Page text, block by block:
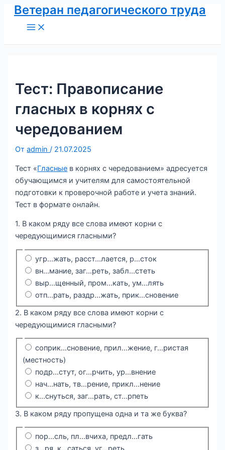
Перейти
Ветеран педагогического труда
Main
Menu
Тест: Правописание
гласных в корнях с
чередованием
Отadmin/ 21.07.2025
Тест «Гласные в корнях с чередованием» адресуется
обучающимся и учителям для самостоятельной
подготовки к проверочной работе и учета знаний.
Тест в формате онлайн.
1. В каком ряду все слова имеют корни с
чередующимися гласными?
угр...жать, расст...лается, р...сток
вн...мание, заг...реть, забл...стеть
выр...щенный, пром...кать, ум...лять
отп...рать, раздр...жать, прик...сновение
2. В каком ряду все слова имеют корни с
чередующимися гласными?
соприк...сновение, прил...жение, г...ристая
(местность)
подр...стут, ог...рчить, ур...внение
нач...нать, тв...рение, прикл...нение
к...снуться, заг...рать, ст...рпеть
3. В каком ряду пропущена одна и та же буква?
пор...сль, пл...вчиха, предл...гать